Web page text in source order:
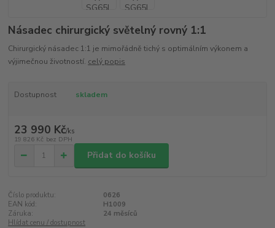
Násadec chirurgický světelný rovný 1:1
Chirurgický násadec 1:1 je mimořádně tichý s optimálním výkonem a
výjimečnou životností. celý popis
Dostupnost skladem
23 990 Kč/ks
19 826 Kč bez DPH
Přidat do košíku
Číslo produktu:
0626
EAN kód:
H1009
Záruka:
24 měsíců
Hlídat cenu / dostupnost